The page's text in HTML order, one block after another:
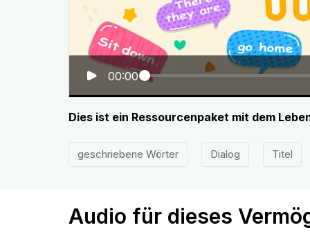
00:00
Dies ist ein Ressourcenpaket mit dem
geschriebene Wörter Dialog Titel
Audio für dieses